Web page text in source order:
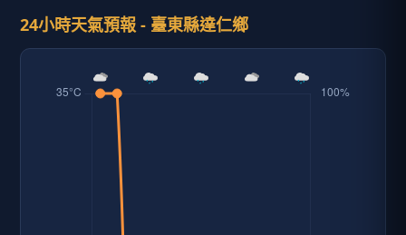
24小時天氣預報 - 臺東縣達仁鄉